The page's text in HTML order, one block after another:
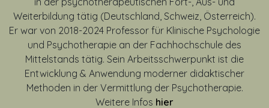
Weiterbildung tätig (Deutschland, Schweiz, Österreich).
Er war von 2018-2024 Professor für Klinische Psychologie
und Psychotherapie an der Fachhochschule des
Mittelstands tätig. Sein Arbeitsschwerpunkt ist die
Entwicklung & Anwendung moderner didaktischer
Methoden in der Vermittlung der Psychotherapie.
Weitere Infos hier